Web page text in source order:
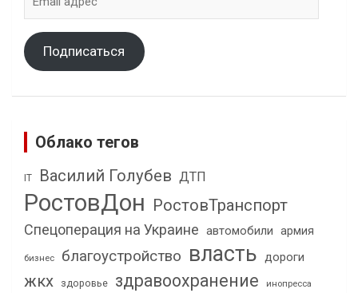
адрес
Подписаться
Облако тегов
IT Василий Голубев ДТП
РостовДон РостовТранспорт
Спецоперация на Украине автомобили армия
бизнес благоустройство власть дороги
жкх здоровье здравоохранение инопресса